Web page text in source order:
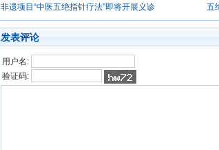
非遗项目“中医五绝指针疗法”即将开展义诊
五
发表评论
用户名:
验证码: